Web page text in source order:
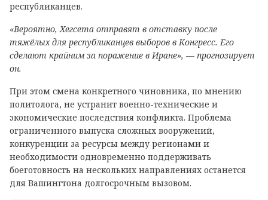
республиканцев.
«Вероятно, Хегсета отправят в отставку после
тяжёлых для республиканцев выборов в Конгресс. Его
сделают крайним за поражение в Иране», — прогнозирует
он.
При этом смена конкретного чиновника, по мнению
политолога, не устранит военно-технические и
экономические последствия конфликта. Проблема
ограниченного выпуска сложных вооружений,
конкуренции за ресурсы между регионами и
необходимости одновременно поддерживать
боеготовность на нескольких направлениях останется
для Вашингтона долгосрочным вызовом.